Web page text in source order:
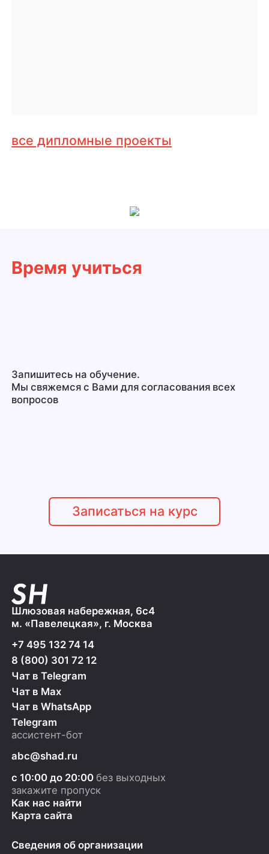
все дипломные проекты
Время учиться
Запишитесь на обучение.
Мы свяжемся с Вами для согласования всех
вопросов
Записаться на курс
Шлюзовая набережная, 6с4
м. «Павелецкая», г. Москва
+7 495 132 74 14
8 (800) 301 72 12
Чат в Telegram
Чат в Max
Чат в WhatsApp
Telegram
ассистент-бот
abc@shad.ru
с 10:00 до 20:00 без выходных
закажите пропуск
Как нас найти
Карта сайта
Сведения об организации